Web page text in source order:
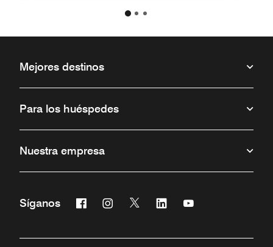
Mejores destinos
Para los huéspedes
Nuestra empresa
Síganos Facebook
Abre una ventana nueva
Instagram
Abre una ventana nueva
Twitter
Abre una ventana nueva
Linkedin
Abre una ventana nueva
Abre una ventana